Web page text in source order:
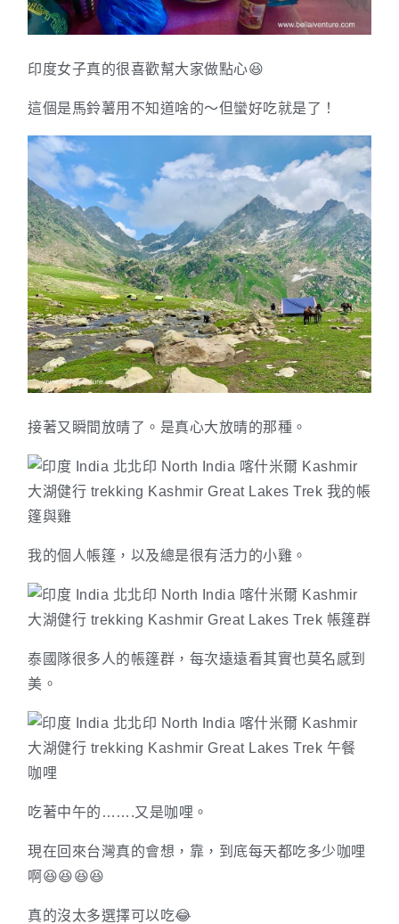
印度女子真的很喜歡幫大家做點心😆
這個是馬鈴薯用不知道啥的～但蠻好吃就是了！
接著又瞬間放晴了。是真心大放晴的那種。
我的個人帳篷，以及總是很有活力的小雞。
泰國隊很多人的帳篷群，每次遠遠看其實也莫名感到
美。
吃著中午的…….又是咖哩。
現在回來台灣真的會想，靠，到底每天都吃多少咖哩
啊😆😆😆😆
真的沒太多選擇可以吃😂